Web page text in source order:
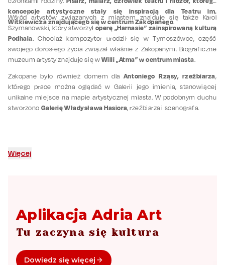
koncepcje artystyczne stały się inspiracją dla Teatru im.
Witkiewicza znajdującego się w centrum Zakopanego.
Wśród artystów związanych z miastem znajduje się także Karol
Szymanowski, który stworzył operę „Harnasie” zainspirowaną kulturą
Podhala. Chociaż kompozytor urodził się w Tymoszówce, część
swojego dorosłego życia związał właśnie z Zakopanym. Biograficzne
muzeum artysty znajduje się wWilli „Atma” w centrum miasta.
Zakopane było również domem dla Antoniego Rząsy, rzeźbiarza,
którego prace można oglądać w Galerii jego imienia, stanowiącej
unikalne miejsce na mapie artystycznej miasta. W podobnym duchu
stworzono Galerię Władysława Hasiora, rzeźbiarza i scenografa.
Więcej
Aplikacja Adria Art
Tu zaczyna się kultura
Dowiedz się więcej